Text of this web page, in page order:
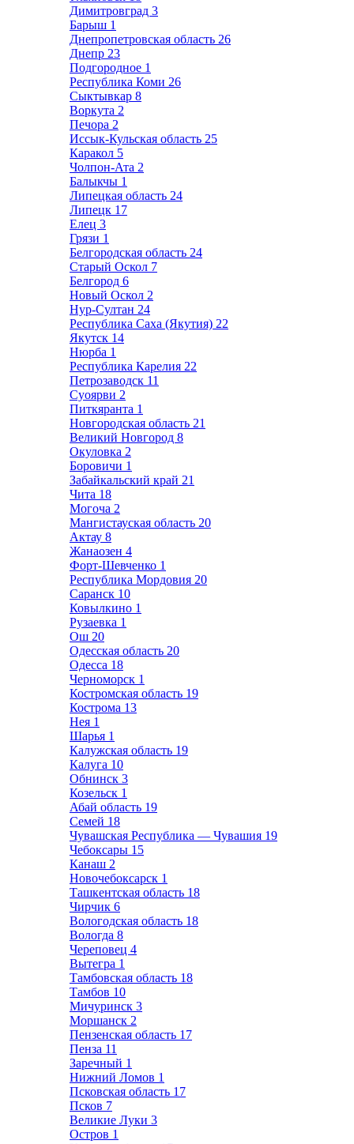
Димитровград 3
Барыш 1
Днепропетровская область 26
Днепр 23
Подгородное 1
Республика Коми 26
Сыктывкар 8
Воркута 2
Печора 2
Иссык-Кульская область 25
Каракол 5
Чолпон-Ата 2
Балыкчы 1
Липецкая область 24
Липецк 17
Елец 3
Грязи 1
Белгородская область 24
Старый Оскол 7
Белгород 6
Новый Оскол 2
Нур-Султан 24
Республика Саха (Якутия) 22
Якутск 14
Нюрба 1
Республика Карелия 22
Петрозаводск 11
Суоярви 2
Питкяранта 1
Новгородская область 21
Великий Новгород 8
Окуловка 2
Боровичи 1
Забайкальский край 21
Чита 18
Могоча 2
Мангистауская область 20
Актау 8
Жанаозен 4
Форт-Шевченко 1
Республика Мордовия 20
Саранск 10
Ковылкино 1
Рузаевка 1
Ош 20
Одесская область 20
Одесса 18
Черноморск 1
Костромская область 19
Кострома 13
Нея 1
Шарья 1
Калужская область 19
Калуга 10
Обнинск 3
Козельск 1
Абай область 19
Семей 18
Чувашская Республика — Чувашия 19
Чебоксары 15
Канаш 2
Новочебоксарск 1
Ташкентская область 18
Чирчик 6
Вологодская область 18
Вологда 8
Череповец 4
Вытегра 1
Тамбовская область 18
Тамбов 10
Мичуринск 3
Моршанск 2
Пензенская область 17
Пенза 11
Заречный 1
Нижний Ломов 1
Псковская область 17
Псков 7
Великие Луки 3
Остров 1